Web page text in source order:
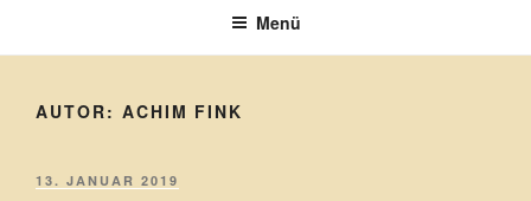
Menü
AUTOR: ACHIM FINK
VERÖFFENTLICHT
13. JANUAR 2019